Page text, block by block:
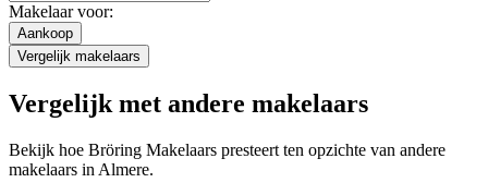
Makelaar voor:
Aankoop
Vergelijk makelaars
Vergelijk met andere makelaars
Bekijk hoe Bröring Makelaars presteert ten opzichte van andere
makelaars in Almere.